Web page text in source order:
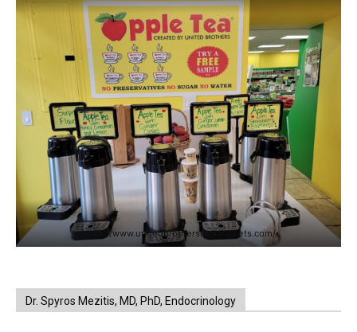
https://www.unitedbrothersfruitmarkets.com/
Dr. Spyros Mezitis, MD, PhD, Endocrinology